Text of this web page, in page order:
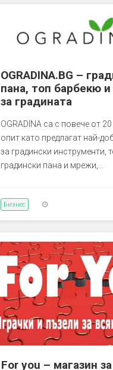
OGRADINA.BG –
пана, топ барбекю
за градината
OGRADINA са с повече от
опит като предлагат най-
за градински инструменти,
градински пана и мрежи,…
Бизнес
For you – магазин